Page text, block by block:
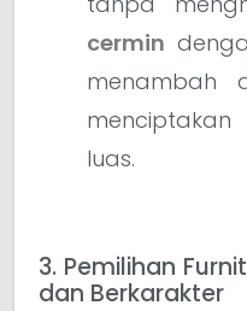
cermin
menambah
luas.
3. Pemilihan
dan Berkarakter